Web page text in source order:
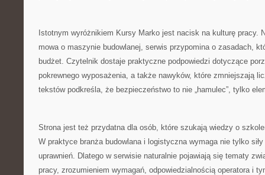
Istotnym wyróżnikiem Kursy Marko jest nacisk na kulturę pracy.
mowa o maszynie budowlanej, serwis przypomina o zasadach,
budżet. Czytelnik dostaje praktyczne podpowiedzi dotyczące
pokrewnego wyposażenia, a także nawyków, które zmniejszają
tekstów podkreśla, że bezpieczeństwo to nie „hamulec”, tylko
Strona jest też przydatna dla osób, które szukają wiedzy o
W praktyce branża budowlana i logistyczna wymaga nie tylko
uprawnień. Dlatego w serwisie naturalnie pojawiają się tematy
pracy, zrozumieniem wymagań, odpowiedzialnością operatora i